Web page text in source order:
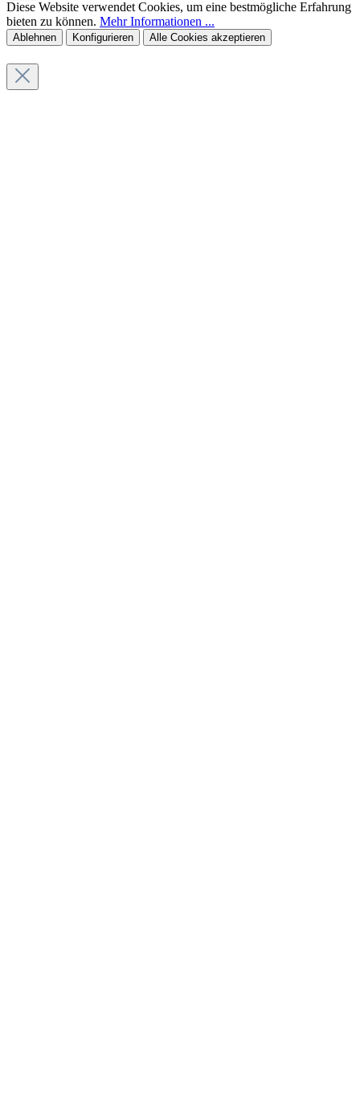
Diese Website verwendet Cookies, um eine bestmögliche Erfahrung
bieten zu können. Mehr Informationen ...
Ablehnen Konfigurieren Alle Cookies akzeptieren